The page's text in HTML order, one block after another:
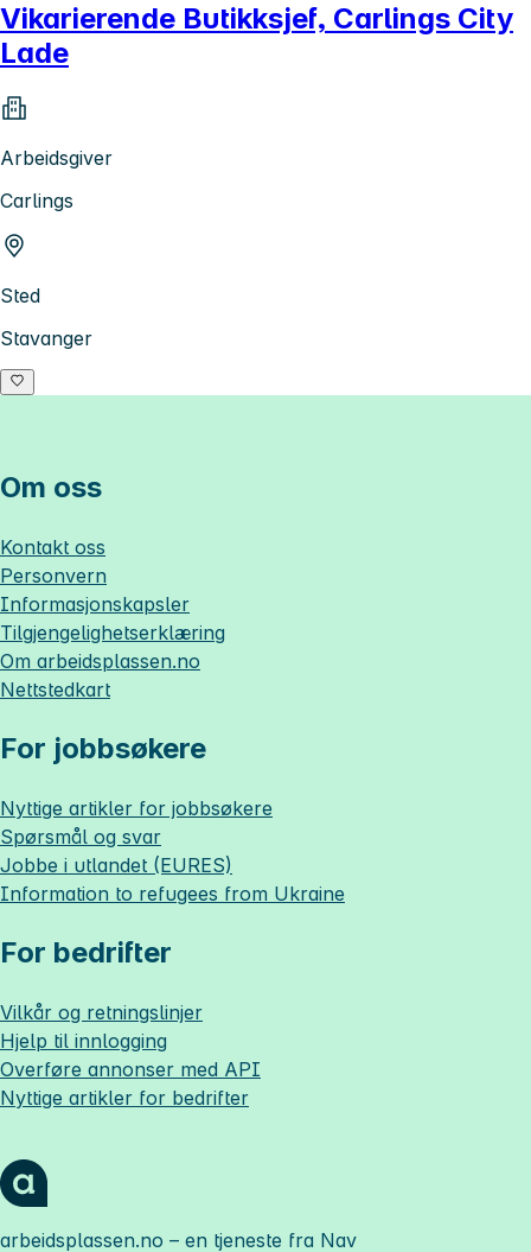
Vikarierende Butikksjef, Carlings City
Lade
Arbeidsgiver
Carlings
Sted
Stavanger
Om oss
Kontakt oss
Personvern
Informasjonskapsler
Tilgjengelighetserklæring
Om arbeidsplassen.no
Nettstedkart
For jobbsøkere
Nyttige artikler for jobbsøkere
Spørsmål og svar
Jobbe i utlandet (EURES)
Information to refugees from Ukraine
For bedrifter
Vilkår og retningslinjer
Hjelp til innlogging
Overføre annonser med API
Nyttige artikler for bedrifter
arbeidsplassen.no – en tjeneste fra Nav